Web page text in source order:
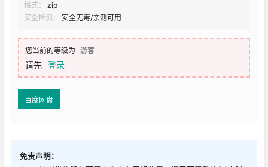
格式：
zip
安全检测：
安全无毒/亲测可用
您当前的等级为 游客
请先 登录
百度网盘
免责声明：